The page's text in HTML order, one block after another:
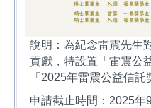
說明：為紀念雷震先生
貢獻，特設置「雷震公
「2025年雷震公益信託
申請截止時間：2025年